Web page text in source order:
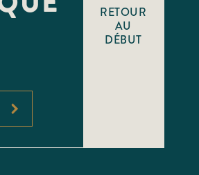
RETOUR
AU
DÉBUT